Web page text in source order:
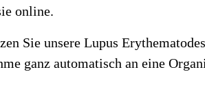
online.
Sie unsere Lupus
ganz automatisch an eine